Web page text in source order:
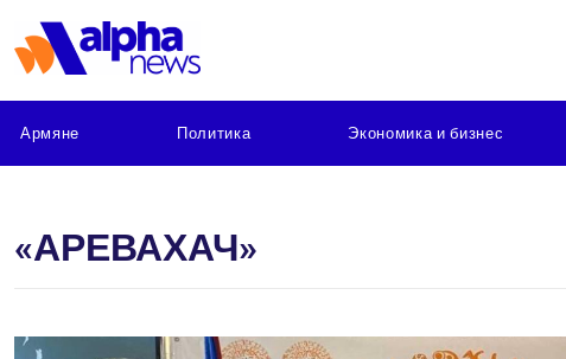
Армяне Политика Экономика и бизнес
«АРЕВАХАЧ»